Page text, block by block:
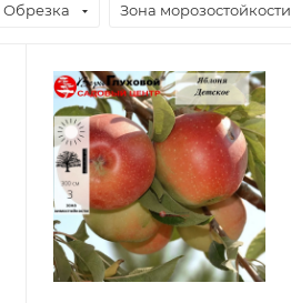
Обрезка Зона морозостойкости